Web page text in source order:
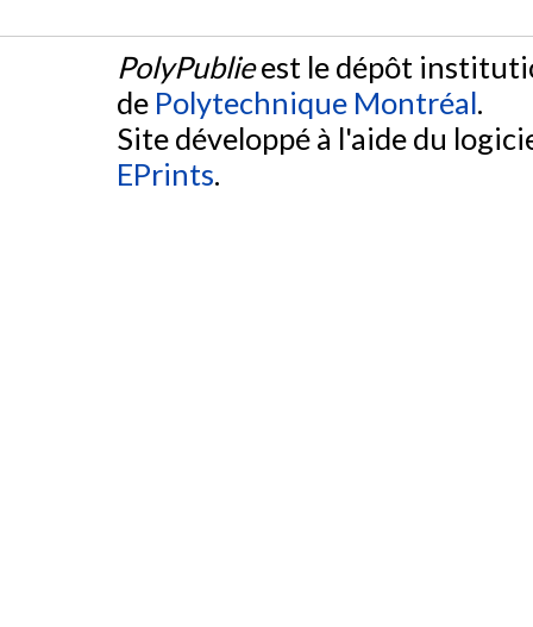
PolyPublieest le dépôt
de Polytechnique Montréal.
Site développé à l'aide du
EPrints.